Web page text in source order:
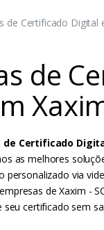
de Certificado Digital
de
de Certificado
as melhores
personalizado via
de Xaxim -
seu certificado sem